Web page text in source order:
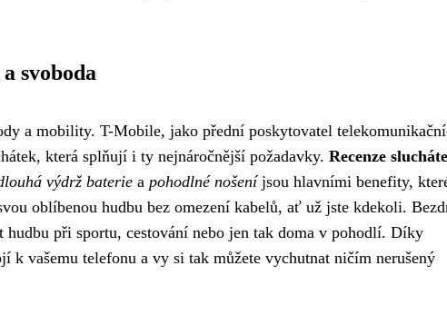
svoboda
a mobility. T-Mobile, jako přední poskytovatel
která splňují i ty nejnáročnější požadavky. Recenze
výdrž baterie a pohodlné nošeníjsou hlavními benefity,
oblíbenou hudbu bez omezení kabelů, ať už jste kdekoli.
při sportu, cestování nebo jen tak doma v pohodlí. Díky
k vašemu telefonu a vy si tak můžete vychutnat ničím nerušený